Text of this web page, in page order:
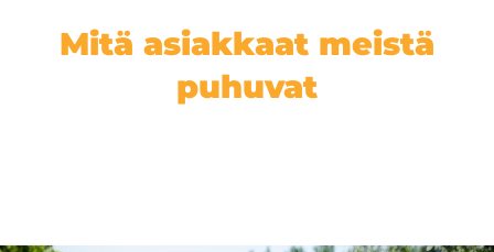
Mitä asiakkaat meistä
puhuvat